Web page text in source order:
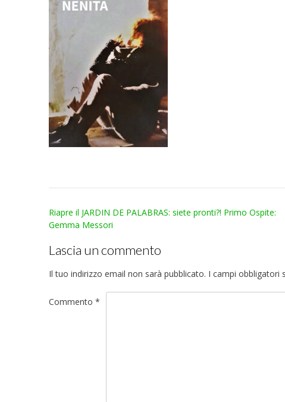
Post
navigation
Riapre il JARDIN DE PALABRAS: siete pronti?! Primo Ospite:
Gemma Messori
Lascia un commento
Il tuo indirizzo email non sarà pubblicato. I campi obbligatori
Commento *